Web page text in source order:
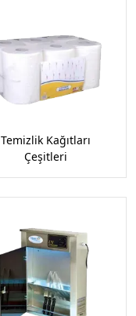
Temizlik Kağıtları
Çeşitleri